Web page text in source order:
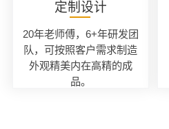
定制设计
20年老师傅，6+年研发团
队，可按照客户需求制造
外观精美内在高精的成
品。